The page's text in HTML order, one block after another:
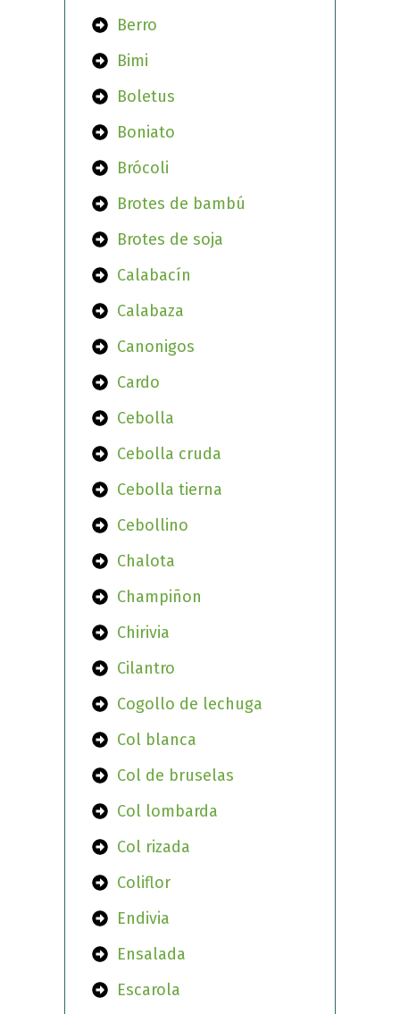
Berro
Bimi
Boletus
Boniato
Brócoli
Brotes de bambú
Brotes de soja
Calabacín
Calabaza
Canonigos
Cardo
Cebolla
Cebolla cruda
Cebolla tierna
Cebollino
Chalota
Champiñon
Chirivia
Cilantro
Cogollo de lechuga
Col blanca
Col de bruselas
Col lombarda
Col rizada
Coliflor
Endivia
Ensalada
Escarola